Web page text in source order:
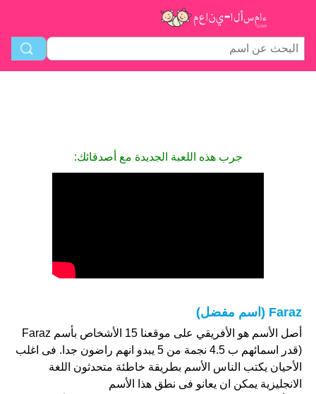
جرب هذه اللعبة الجديدة مع أصدقائك:
Faraz (اسم مفضل)
أصل الأسم هو الأفريقي على موقعنا 15 الأشخاص بأسم Faraz
(قدر اسمائهم ب 4.5 نجمة من 5 يبدو انهم راضون جدا. فى اغلب
الأحيان يكتب الناس الأسم بطريقة خاطئة متحدثون اللغة
الانجليزية يمكن ان يعانو فى نطق هذا الأسم